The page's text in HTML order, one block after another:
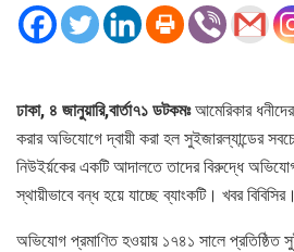
ঢাকা, ৪ জানুয়ারি,বার্তা৭১ ডটকমঃআমেরিকার
করার অভিযোগে দ্বায়ী করা হল সুইজারল্যান্ডের
নিউইর্য়কের একটি আদালতে তাদের বিরুদ্ধে
স্থায়ীভাবে বন্ধ হয়ে যাচ্ছে ব্যাংকটি। খবর বিবিসির।
অভিযোগ প্রমাণিত হওয়ায় ১৭৪১ সালে প্রতিষ্ঠিত